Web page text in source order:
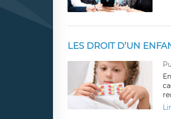
LES DROIT D’UN